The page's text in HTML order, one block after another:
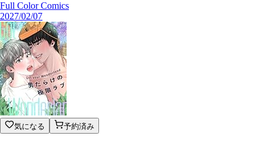
Full Color Comics
2027/02/07
気になる 予約済み